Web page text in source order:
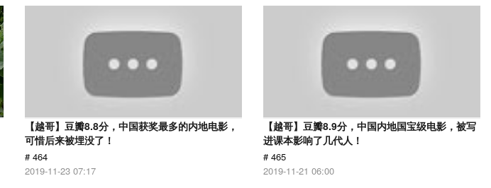
【越哥】豆瓣8.8分，中国获奖最多的内地电影，
可惜后来被埋没了！
# 464
2019-11-23 07:17
【越哥】豆瓣8.9分，中国内地国宝级电影，被写
进课本影响了几代人！
# 465
2019-11-21 06:00